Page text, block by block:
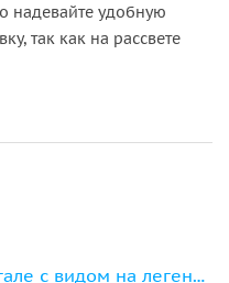
надевайте удобную
так как на рассвете
Рассвет и закат на Пидурангале с видом на легендарную Сигирию